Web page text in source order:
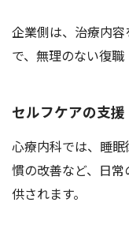
企業側は、治療内
で、無理のない復職
セルフケアの支援
心療内科では、睡
慣の改善など、日
供されます。